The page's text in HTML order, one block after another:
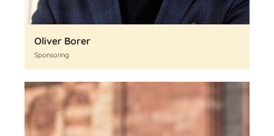
Oliver Borer
Sponsoring